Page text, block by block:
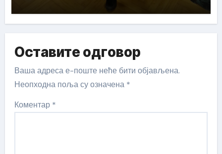
Оставите одговор
Ваша адреса е-поште неће бити објављена.
Неопходна поља су означена *
Коментар *